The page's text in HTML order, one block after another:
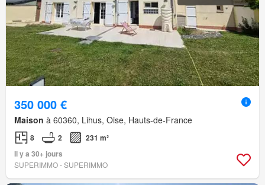
350 000 €
Maison à 60360, Lihus, Oise, Hauts-de-France
8 2
231 m²
Il y a 30+ jours
SUPERIMMO - SUPERIMMO